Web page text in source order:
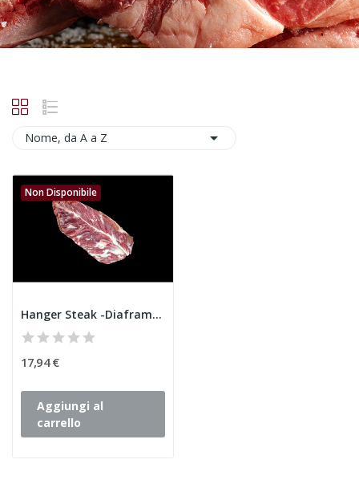
Nome, da A a Z 
Non Disponibile
Hanger Steak -Diaframma Selezione MyBarbecue
17,94 €
Aggiungi al
carrello